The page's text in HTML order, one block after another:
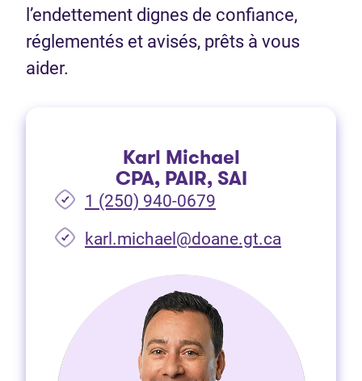
l’endettement dignes de confiance,
réglementés et avisés, prêts à vous
aider.
Karl Michael
CPA, PAIR, SAI
1 (250) 940-0679
karl.michael@doane.gt.ca